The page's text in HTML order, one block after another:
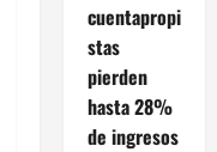
cuentapropi
stas
pierden
hasta 28%
de ingresos